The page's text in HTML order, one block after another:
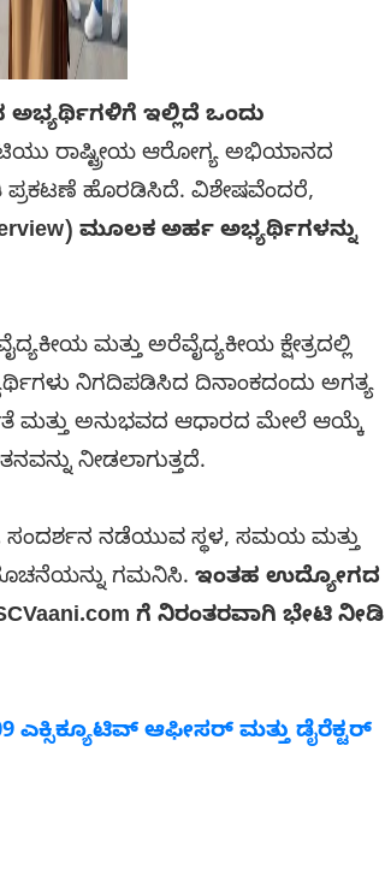
ಅಭ್ಯರ್ಥಿಗಳಿಗೆ ಇಲ್ಲಿದೆ ಒಂದು
ರಾಷ್ಟ್ರೀಯ ಆರೋಗ್ಯ ಅಭಿಯಾನದ
ಪ್ರಕಟಣೆ ಹೊರಡಿಸಿದೆ. ವಿಶೇಷವೆಂದರೆ,
ಮೂಲಕ ಅರ್ಹ ಅಭ್ಯರ್ಥಿಗಳನ್ನು
ಮತ್ತು ಅರೆವೈದ್ಯಕೀಯ ಕ್ಷೇತ್ರದಲ್ಲಿ
ನಿಗದಿಪಡಿಸಿದ ದಿನಾಂಕದಂದು ಅಗತ್ಯ
ಮತ್ತು ಅನುಭವದ ಆಧಾರದ ಮೇಲೆ ಆಯ್ಕೆ
ನೀಡಲಾಗುತ್ತದೆ.
ಸಂದರ್ಶನ ನಡೆಯುವ ಸ್ಥಳ, ಸಮಯ ಮತ್ತು
ಗಮನಿಸಿ. ಇಂತಹ ಉದ್ಯೋಗದ
ಗೆ ನಿರಂತರವಾಗಿ ಭೇಟಿ ನೀಡಿ
ಎಕ್ಸಿಕ್ಯೂಟಿವ್ ಆಫೀಸರ್ ಮತ್ತು ಡೈರೆಕ್ಟರ್